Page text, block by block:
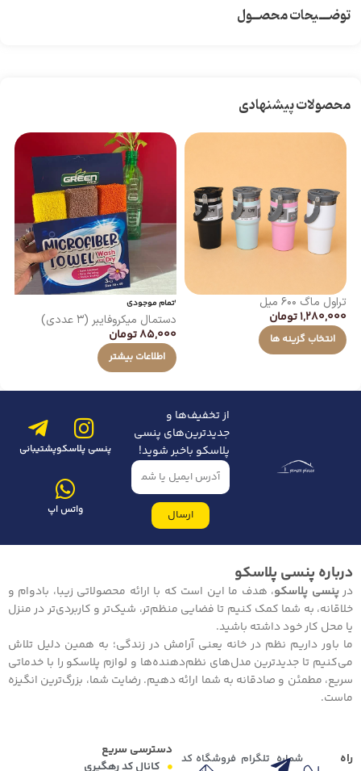
توضـــیحات محصــول
محصولات پیشنهادی
تراول ماگ ۶۰۰ میل
1,280,000تومان
انتخاب گزینه ها
اتمام موجودی
دستمال میکروفایبر (۳ عددی)
85,000تومان
اطلاعات بیشتر
از تخفیف‌ها و
جدیدترین‌های پنسی
پلاسکو باخبر شوید!
ارسال
پنسی پلاسکوپشتیبانی
واتس اپ
درباره پنسی پلاسکو
درپنسی پلاسکو، هدف ما این است که با ارائه محصولاتی زیبا، بادوام و
خلاقانه، به شما کمک کنیم تا فضایی منظم‌تر، شیک‌تر و کاربردی‌تر در منزل
یا محل کار خود داشته باشید.
ما باور داریم نظم در خانه یعنی آرامش در زندگی؛ به همین دلیل تلاش
می‌کنیم تا جدیدترین مدل‌های نظم‌دهنده‌ها و لوازم پلاسکو را با خدماتی
سریع، مطمئن و صادقانه به شما ارائه دهیم. رضایت شما، بزرگ‌ترین انگیزه
ماست.
دسترسی سریع
کانال کد رهگیری
راه
شماره تلگرام فروشگاه کد